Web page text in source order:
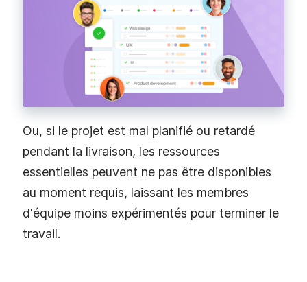
Ou, si le projet est mal planifié ou retardé
pendant la livraison, les ressources
essentielles peuvent ne pas être disponibles
au moment requis, laissant les membres
d'équipe moins expérimentés pour terminer le
travail.